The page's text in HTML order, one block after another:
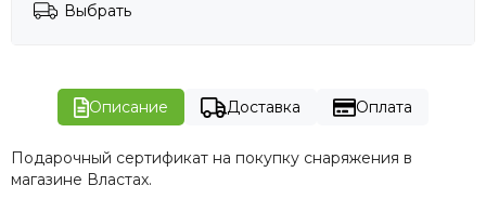
Выбрать
Описание Доставка Оплата
Подарочный сертификат на покупку снаряжения в
магазине Властах.